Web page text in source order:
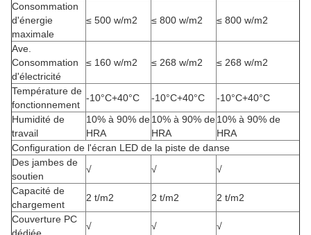
Consommation
d'énergie
maximale
≤ 500 w/m2 ≤ 800 w/m2 ≤ 800 w/m2
Ave.
Consommation
d'électricité
≤ 160 w/m2 ≤ 268 w/m2 ≤ 268 w/m2
Température de
fonctionnement
-10°C+40°C -10°C+40°C
-10°C+40°C
Humidité de
travail
10% à 90% de
HRA
10% à 90% de
HRA
10% à 90% de
HRA
Configuration de l'écran LED de la piste de danse
Des jambes de
soutien
√ √
√
Capacité de
chargement
2 t/m2 2 t/m2
2 t/m2
Couverture PC
√ √
√